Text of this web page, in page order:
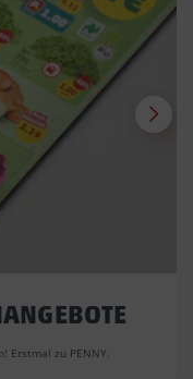
Erstmal zu PENNY.